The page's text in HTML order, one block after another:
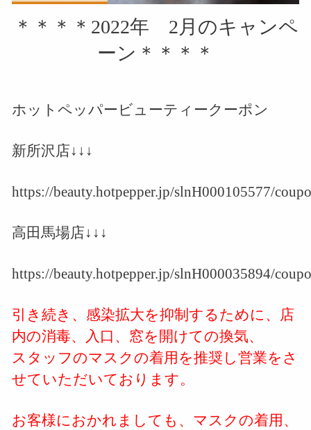
＊＊＊＊2022年 2月のキャンペ
ーン＊＊＊＊
ホットペッパービューティークーポン
新所沢店↓↓↓
https://beauty.hotpepper.jp/slnH000105577/
高田馬場店↓↓↓
https://beauty.hotpepper.jp/slnH000035894/
引き続き、感染拡大を抑制するために、店
内の消毒、入口、窓を開けての換気、
スタッフのマスクの着用を推奨し営業をさ
せていただいております。
お客様におかれましても、マスクの着用、